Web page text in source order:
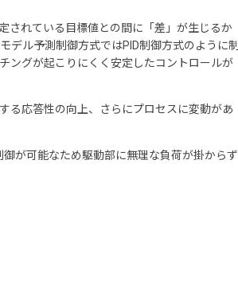
されている目標値との間に「差」が生じるか
デル予測制御方式ではPID制御方式のように制
ングが起こりにくく安定したコントロールが
る応答性の向上、さらにプロセスに変動があ
が可能なため駆動部に無理な負荷が掛からず